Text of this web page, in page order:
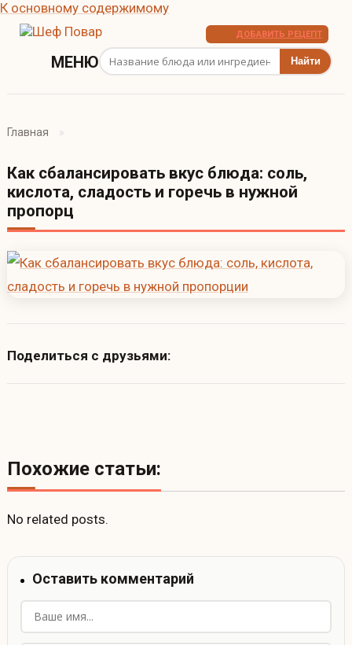
К основному содержимому
ДОБАВИТЬ РЕЦЕПТ
МЕНЮ Поиск рецептов
Главная
Как сбалансировать вкус блюда: соль,
кислота, сладость и горечь в нужной
пропорц
Поделиться с друзьями:
Похожие статьи:
No related posts.
Оставить комментарий